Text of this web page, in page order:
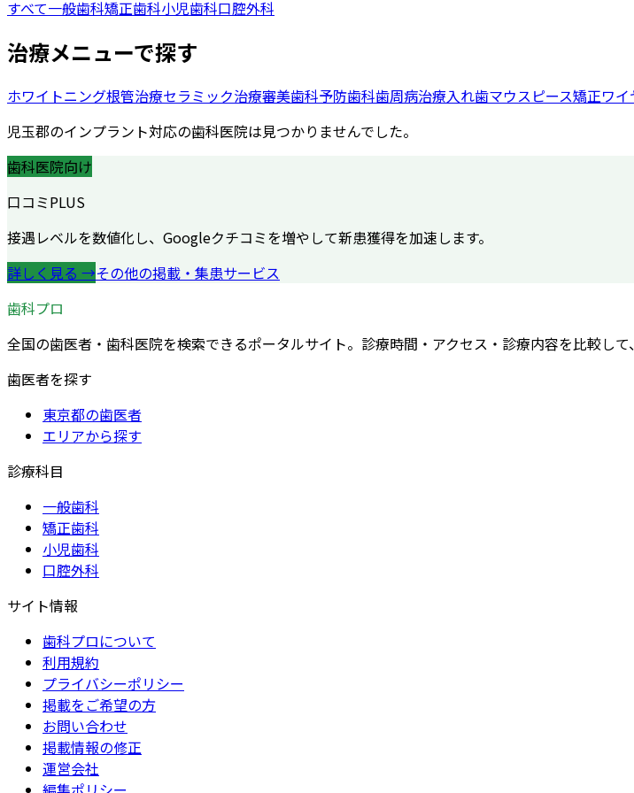
すべて一般歯科矯正歯科小児歯科口腔外科
治療メニューで探す
ホワイトニング根管治療セラミック治療審美歯科予防歯科歯周病治療入れ歯マウスピース矯正ワ
児玉郡のインプラント対応の歯科医院は見つかりませんでした。
歯科医院向け
口コミPLUS
接遇レベルを数値化し、Googleクチコミを増やして新患獲得を加速します。
詳しく見る →その他の掲載・集患サービス
歯科プロ
全国の歯医者・歯科医院を検索できるポータルサイト。診療時間・アクセス・診療内容を比較して
歯医者を探す
東京都の歯医者
エリアから探す
診療科目
一般歯科
矯正歯科
小児歯科
口腔外科
サイト情報
歯科プロについて
利用規約
プライバシーポリシー
掲載をご希望の方
お問い合わせ
掲載情報の修正
運営会社